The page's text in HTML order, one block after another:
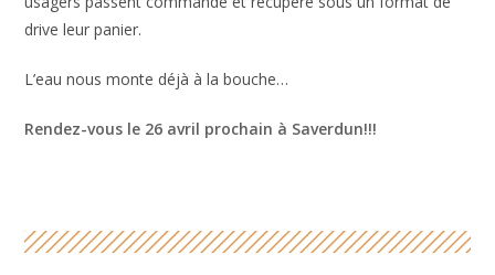
drive leur panier.
L’eau nous monte déjà à la bouche…
Rendez-vous le 26 avril prochain à Saverdun!!!